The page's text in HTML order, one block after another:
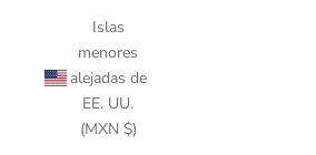
Islas
menores
alejadas de
EE. UU.
(MXN $)